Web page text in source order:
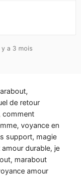
a 3 mois
de retour
comment
voyance en
support, magie
durable, je
marabout
amour